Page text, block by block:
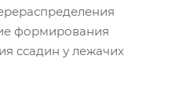
формирования
ссадин у лежачих